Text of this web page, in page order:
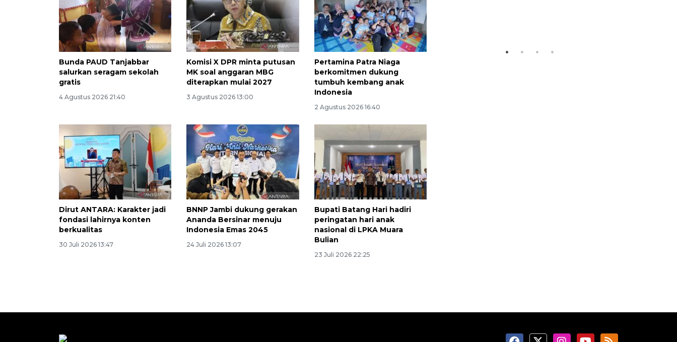
Bunda PAUD Tanjabbar
salurkan seragam sekolah
gratis
4 Agustus 2026 21:40
Komisi X DPR minta putusan
MK soal anggaran MBG
diterapkan mulai 2027
3 Agustus 2026 13:00
Pertamina Patra Niaga
berkomitmen dukung
tumbuh kembang anak
Indonesia
2 Agustus 2026 16:40
Dirut ANTARA: Karakter jadi
fondasi lahirnya konten
berkualitas
30 Juli 2026 13:47
BNNP Jambi dukung gerakan
Ananda Bersinar menuju
Indonesia Emas 2045
24 Juli 2026 13:07
Bupati Batang Hari hadiri
peringatan hari anak
nasional di LPKA Muara
Bulian
23 Juli 2026 22:25
Sinyal positif perekonomian
Indonesia
2026-08-05 15:00:00